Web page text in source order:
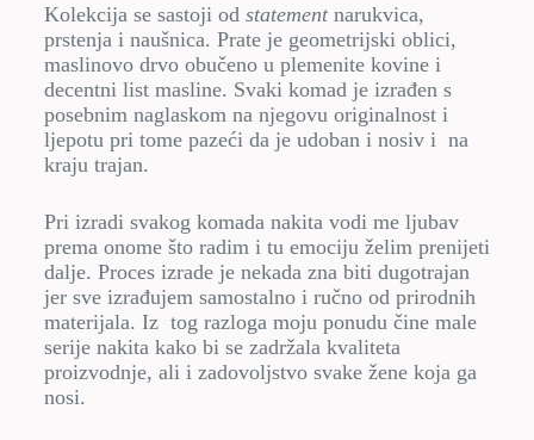
Kolekcija se sastoji od statementnarukvica,
prstenja i naušnica. Prate je geometrijski oblici,
maslinovo drvo obučeno u plemenite kovine i
decentni list masline. Svaki komad je izrađen s
posebnim naglaskom na njegovu originalnost i
ljepotu pri tome pazeći da je udoban i nosiv i na
kraju trajan.
Pri izradi svakog komada nakita vodi me ljubav
prema onome što radim i tu emociju želim prenijeti
dalje. Proces izrade je nekada zna biti dugotrajan
jer sve izrađujem samostalno i ručno od prirodnih
materijala. Iz tog razloga moju ponudu čine male
serije nakita kako bi se zadržala kvaliteta
proizvodnje, ali i zadovoljstvo svake žene koja ga
nosi.